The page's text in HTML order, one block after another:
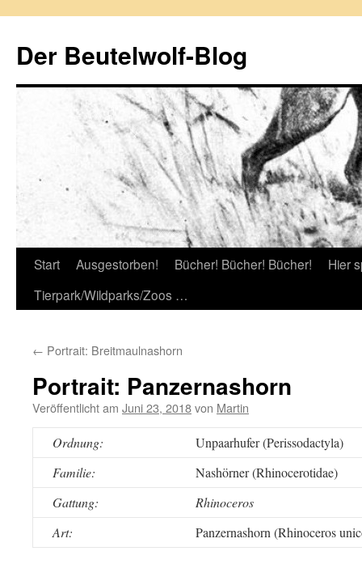
springen
Der Beutelwolf-Blog
Start Ausgestorben! Bücher! Bücher! Bücher!
Hier
Tierpark/Wildparks/Zoos …
← Portrait: Breitmaulnashorn
Portrait: Panzernashorn
Veröffentlicht am Juni 23, 2018von Martin
Ordnung:
Unpaarhufer (Perissodactyla)
Familie:
Nashörner (Rhinocerotidae)
Gattung:
Rhinoceros
Art:
Panzernashorn (Rhinoceros